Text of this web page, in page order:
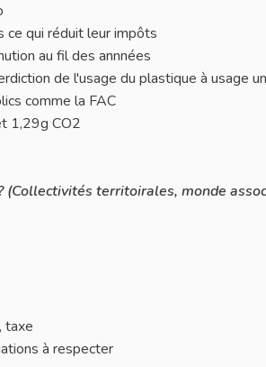
ce qui réduit leur impôts
au fil des annnées
de l'usage du plastique à usage
comme la FAC
1,29g CO2
territoirales, monde
taxe
à respecter